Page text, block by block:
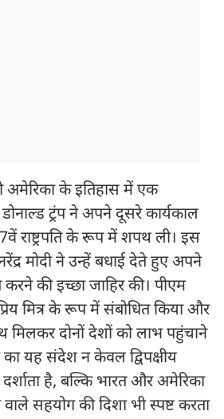
अमेरिका के इतिहास में एक
ट्रंप ने अपने दूसरे कार्यकाल
राष्ट्रपति के रूप में शपथ ली। इस
मोदी ने उन्हें बधाई देते हुए अपने
की इच्छा जाहिर की। पीएम
मित्र के रूप में संबोधित किया और
दोनों देशों को लाभ पहुंचाने
का यह संदेश न केवल द्विपक्षीय
है, बल्कि भारत और अमेरिका
सहयोग की दिशा भी स्पष्ट करता